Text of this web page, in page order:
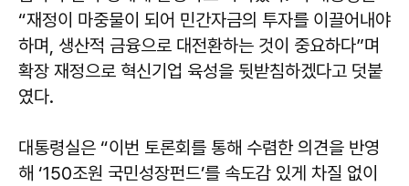
“재정이 마중물이 되어 민간자금의 투자를 이끌어내야
하며, 생산적 금융으로 대전환하는 것이 중요하다”며
확장 재정으로 혁신기업 육성을 뒷받침하겠다고 덧붙
였다.
대통령실은 “이번 토론회를 통해 수렴한 의견을 반영
해 ‘150조원 국민성장펀드’를 속도감 있게 차질 없이